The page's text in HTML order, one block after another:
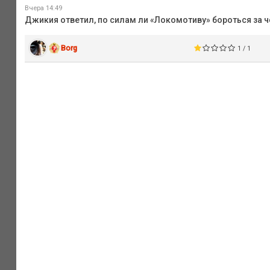
Вчера 14:49
Джикия ответил, по силам ли «Локомотиву» бороться за
Borg 1 / 1